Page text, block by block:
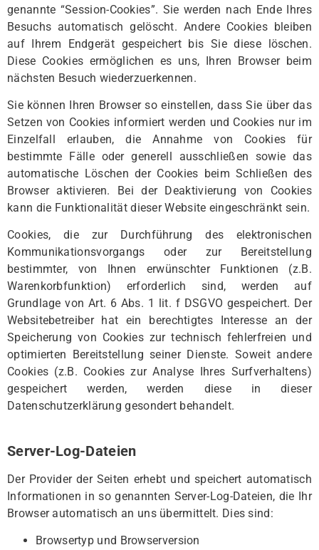
genannte “Session-Cookies”. Sie werden nach Ende Ihres
Besuchs automatisch gelöscht. Andere Cookies bleiben
auf Ihrem Endgerät gespeichert bis Sie diese löschen.
Diese Cookies ermöglichen es uns, Ihren Browser beim
nächsten Besuch wiederzuerkennen.
Sie können Ihren Browser so einstellen, dass Sie über das
Setzen von Cookies informiert werden und Cookies nur im
Einzelfall erlauben, die Annahme von Cookies für
bestimmte Fälle oder generell ausschließen sowie das
automatische Löschen der Cookies beim Schließen des
Browser aktivieren. Bei der Deaktivierung von Cookies
kann die Funktionalität dieser Website eingeschränkt sein.
Cookies, die zur Durchführung des elektronischen
Kommunikationsvorgangs oder zur Bereitstellung
bestimmter, von Ihnen erwünschter Funktionen (z.B.
Warenkorbfunktion) erforderlich sind, werden auf
Grundlage von Art. 6 Abs. 1 lit. f DSGVO gespeichert. Der
Websitebetreiber hat ein berechtigtes Interesse an der
Speicherung von Cookies zur technisch fehlerfreien und
optimierten Bereitstellung seiner Dienste. Soweit andere
Cookies (z.B. Cookies zur Analyse Ihres Surfverhaltens)
gespeichert werden, werden diese in dieser
Datenschutzerklärung gesondert behandelt.
Server-Log-Dateien
Der Provider der Seiten erhebt und speichert automatisch
Informationen in so genannten Server-Log-Dateien, die Ihr
Browser automatisch an uns übermittelt. Dies sind:
Browsertyp und Browserversion